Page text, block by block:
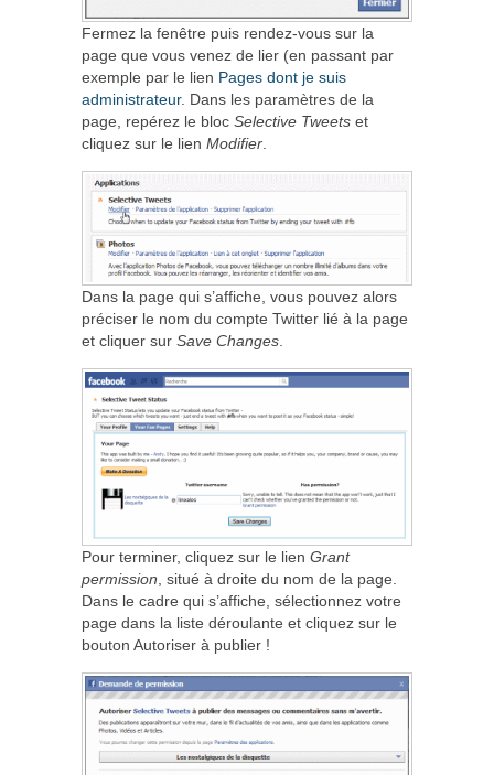
Fermez la fenêtre puis rendez-vous sur la
page que vous venez de lier (en passant par
exemple par le lien Pages dont je suis
administrateur. Dans les paramètres de la
page, repérez le bloc Selective Tweets et
cliquez sur le lien Modifier.
Dans la page qui s’affiche, vous pouvez alors
préciser le nom du compte Twitter lié à la page
et cliquer sur Save Changes.
Pour terminer, cliquez sur le lien Grant
permission, situé à droite du nom de la page.
Dans le cadre qui s’affiche, sélectionnez votre
page dans la liste déroulante et cliquez sur le
bouton Autoriser à publier !